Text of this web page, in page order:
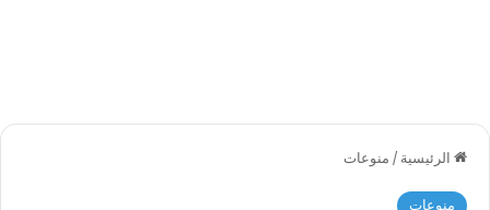
الرئيسية / منوعات
منوعات